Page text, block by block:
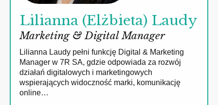
Lilianna (Elżbieta) Laudy
Marketing & Digital Manager
Lilianna Laudy pełni funkcję Digital & Marketing
Manager w 7R SA, gdzie odpowiada za rozwój
działań digitalowych i marketingowych
wspierających widoczność marki, komunikację
online…